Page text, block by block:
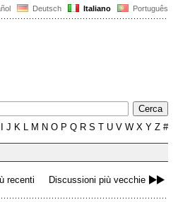
Deutsch Italiano Português
J K L M N O P Q R S T U V W X Y Z #
recenti Discussioni più vecchie